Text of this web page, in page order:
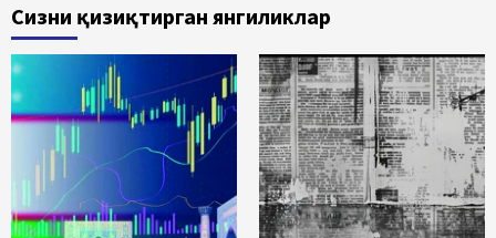
Сизни қизиқтирган янгиликлар